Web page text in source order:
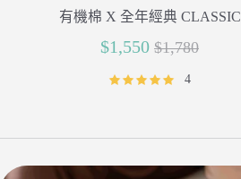
有機棉 X 全年經典 CLASSIC
$1,550 正
常
$1,780
4